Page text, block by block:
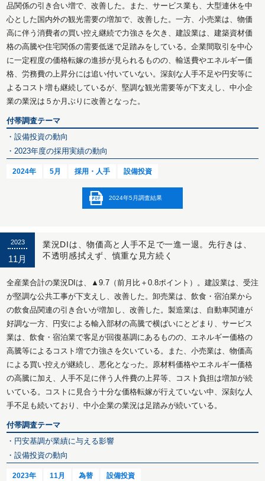
品関係の引き合い増で、改善した。また、サービス業も、大型連休を中
心とした国内外の観光需要の増加で、改善した。一方、小売業は、物価
高に伴う消費者の買い控え継続で力強さを欠き、建設業は、建築資材価
格の高騰や住宅関係の需要低迷で足踏みをしている。企業間取引を中心
に一定程度の価格転嫁の進捗が見られるものの、輸送費やエネルギー価
格、労務費の上昇分には追い付いていない。深刻な人手不足や円安等に
よるコスト増も継続しているが、堅調な観光需要等が下支えし、中小企
業の業況は５か月ぶりに改善となった。
付帯調査テーマ
・設備投資の動向
・2023年度の採用実績の動向
2024年 5月 採用・人手 設備投資
2024年5月調査結果
2023
11月
業況DIは、物価高と人手不足で一進一退。先行きは、
不透明感拭えず、慎重な見方続く
全産業合計の業況DIは、▲9.7（前月比＋0.8ポイント）。建設業は、受注
が堅調な公共工事が下支えし、改善した。卸売業は、飲食・宿泊業から
の飲食品関連の引き合いが増加し、改善した。製造業は、自動車関連が
好調な一方、円安による輸入部材の高騰で横ばいにとどまり、サービス
業は、飲食・宿泊業で客足が回復基調にあるものの、エネルギー価格の
高騰等によるコスト増で力強さを欠いている。また、小売業は、物価高
による買い控えが継続し、悪化となった。原材料価格やエネルギー価格
の高騰に加え、人手不足に伴う人件費の上昇等、コスト負担は増加が続
いている。コストに見合う十分な価格転嫁が行えていない中、深刻な人
手不足も続いており、中小企業の業況は足踏みが続いている。
付帯調査テーマ
・円安基調が業績に与える影響
・設備投資の動向
2023年 11月 為替 設備投資